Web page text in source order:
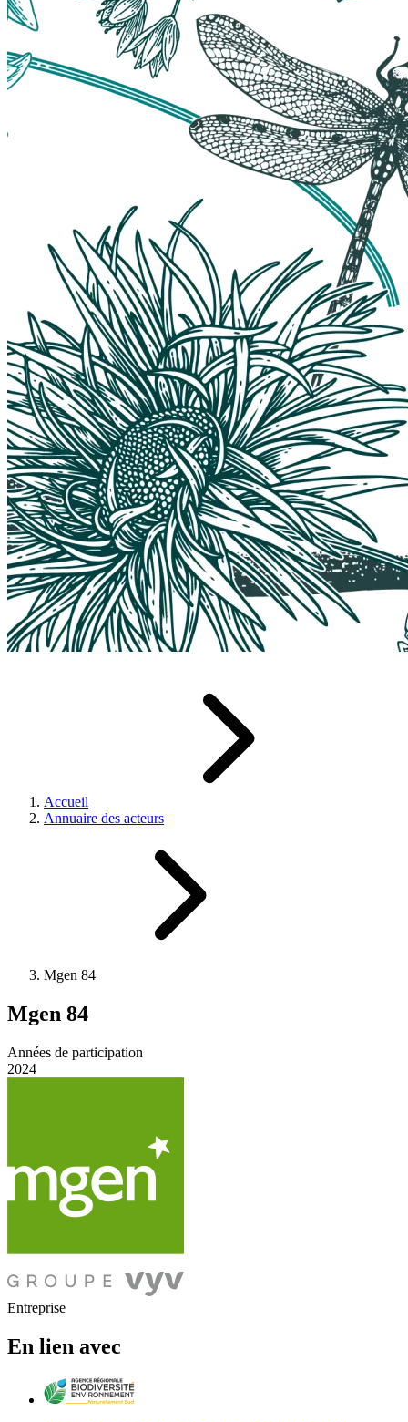
Accueil
Annuaire des acteurs
Mgen 84
Mgen 84
Années de participation
2024
Entreprise
En lien avec